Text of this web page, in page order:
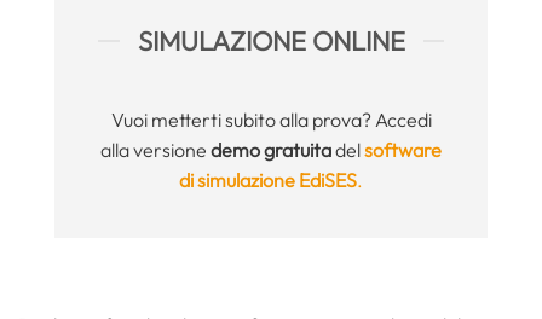
SIMULAZIONE ONLINE
Vuoi metterti subito alla prova? Accedi
alla versione demo gratuitadelsoftware
di simulazione EdiSES.